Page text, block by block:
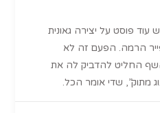
עוד פוסט על יצירה גאונית
הרמה. הפעם זה לא
החליט להדביק לה את
מתוק”, שדי אומר הכל.